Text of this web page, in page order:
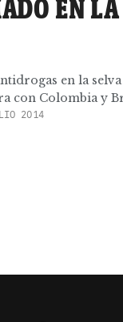
EN
en la
con Colombia y
2014